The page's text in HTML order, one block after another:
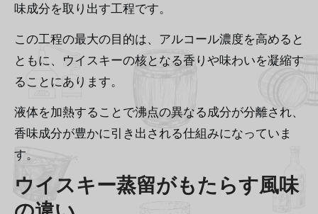
味成分を取り出す工程です。
この工程の最大の目的は、アルコール濃度を高めると
ともに、ウイスキーの核となる香りや味わいを凝縮す
ることにあります。
液体を加熱することで沸点の異なる成分が分離され、
香味成分が豊かに引き出される仕組みになっていま
す。
ウイスキー蒸留がもたらす風味